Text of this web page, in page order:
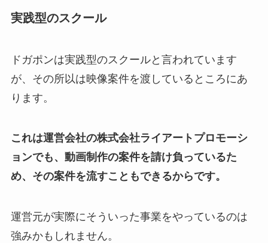
実践型のスクール
ドガポンは実践型のスクールと言われています
が、その所以は映像案件を渡しているところにあ
ります。
これは運営会社の株式会社ライアートプロモーシ
ョンでも、動画制作の案件を請け負っているた
め、その案件を流すこともできるからです。
運営元が実際にそういった事業をやっているのは
強みかもしれません。